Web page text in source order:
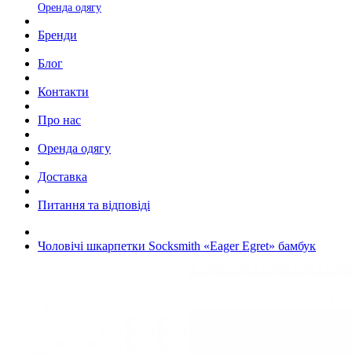
Оренда одягу
Бренди
Блог
Контакти
Про нас
Оренда одягу
Доставка
Питання та відповіді
Чоловічі шкарпетки Socksmith «Eager Egret» бамбук